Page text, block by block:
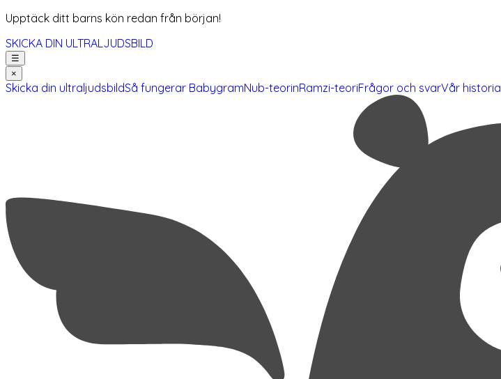
Upptäck ditt barns kön redan från början!
SKICKA DIN ULTRALJUDSBILD
☰
×
Skicka din ultraljudsbildSå fungerar BabygramNub-teorinRamzi-teoriFrågor och svarVår historia